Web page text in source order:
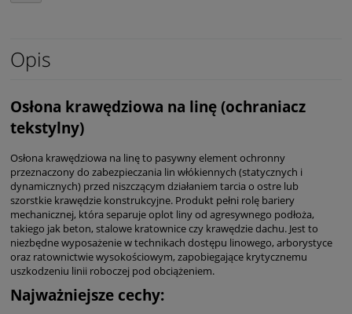
Opis
Osłona krawędziowa na linę (ochraniacz
tekstylny)
Osłona krawędziowa na linę to pasywny element ochronny
przeznaczony do zabezpieczania lin włókiennych (statycznych i
dynamicznych) przed niszczącym działaniem tarcia o ostre lub
szorstkie krawędzie konstrukcyjne. Produkt pełni rolę bariery
mechanicznej, która separuje oplot liny od agresywnego podłoża,
takiego jak beton, stalowe kratownice czy krawędzie dachu. Jest to
niezbędne wyposażenie w technikach dostępu linowego, arborystyce
oraz ratownictwie wysokościowym, zapobiegające krytycznemu
uszkodzeniu linii roboczej pod obciążeniem.
Najważniejsze cechy: